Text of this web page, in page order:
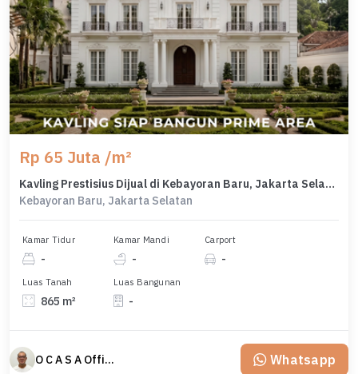
Rp 65 Juta /m²
Kavling Prestisius Dijual di Kebayoran Baru, Jakarta Selatan, Harga 56,2 Miliar
Kebayoran Baru, Jakarta Selatan
Kamar Tidur
-
Kamar Mandi
-
Carport
-
Luas Tanah
865 m²
Luas Bangunan
-
O C A S A Official property perfected Whatsapp